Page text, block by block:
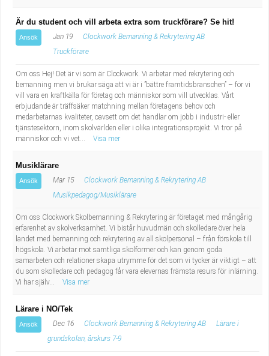
Är du student och vill arbeta extra som truckförare? Se hit!
Ansök Jan 19
Clockwork Bemanning & Rekrytering AB
Truckförare
Om oss Hej! Det är vi som är Clockwork. Vi arbetar med rekrytering och
bemanning men vi brukar säga att vi är i ”bättre framtidsbranschen” – för vi
vill vara en kraftkälla för företag och människor som vill utvecklas. Vårt
erbjudande är träffsäker matchning mellan företagens behov och
medarbetarnas kvaliteter, oavsett om det handlar om jobb i industri- eller
tjänstesektorn, inom skolvärlden eller i olika integrationsprojekt. Vi tror på
människor och vi vet...
Visa mer
Musiklärare
Ansök Mar 15
Clockwork Bemanning & Rekrytering AB
Musikpedagog/Musiklärare
Om oss Clockwork Skolbemanning & Rekrytering är företaget med mångårig
erfarenhet av skolverksamhet. Vi bistår huvudmän och skolledare över hela
landet med bemanning och rekrytering av all skolpersonal – från förskola till
högskola. Vi arbetar mot samtliga skolformer och kan genom goda
samarbeten och relationer skapa utrymme för det som vi tycker är viktigt – att
du som skolledare och pedagog får vara elevernas främsta resurs för inlärning.
Vi har själv...
Visa mer
Lärare i NO/Tek
Ansök Dec 16 Clockwork Bemanning & Rekrytering AB
Lärare i
grundskolan, årskurs 7-9